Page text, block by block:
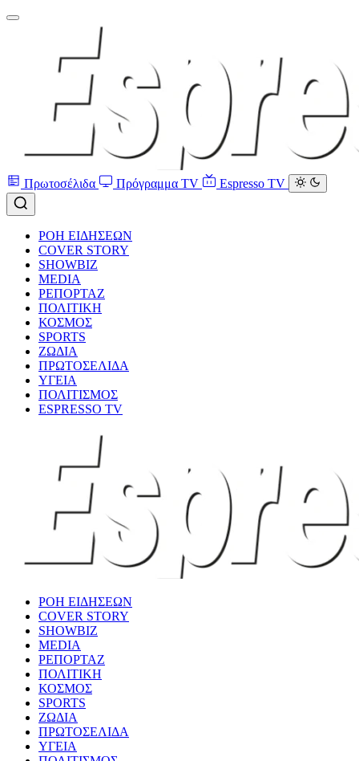
Πρωτοσέλιδα Πρόγραμμα TV Espresso TV
ΡΟΗ ΕΙΔΗΣΕΩΝ
COVER STORY
SHOWBIZ
MEDIA
ΡΕΠΟΡΤΑΖ
ΠΟΛΙΤΙΚΗ
ΚΟΣΜΟΣ
SPORTS
ΖΩΔΙΑ
ΠΡΩΤΟΣΕΛΙΔΑ
ΥΓΕΙΑ
ΠΟΛΙΤΙΣΜΟΣ
ESPRESSO TV
ΡΟΗ ΕΙΔΗΣΕΩΝ
COVER STORY
SHOWBIZ
MEDIA
ΡΕΠΟΡΤΑΖ
ΠΟΛΙΤΙΚΗ
ΚΟΣΜΟΣ
SPORTS
ΖΩΔΙΑ
ΠΡΩΤΟΣΕΛΙΔΑ
ΥΓΕΙΑ